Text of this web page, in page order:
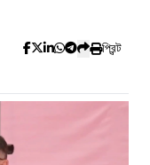
প্রিন্ট